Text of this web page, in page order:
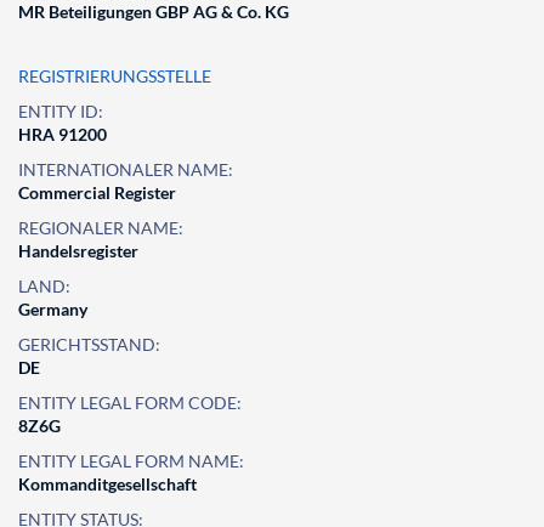
MR Beteiligungen GBP AG & Co. KG
REGISTRIERUNGSSTELLE
ENTITY ID:
HRA 91200
INTERNATIONALER NAME:
Commercial Register
REGIONALER NAME:
Handelsregister
LAND:
Germany
GERICHTSSTAND:
DE
ENTITY LEGAL FORM CODE:
8Z6G
ENTITY LEGAL FORM NAME:
Kommanditgesellschaft
ENTITY STATUS: